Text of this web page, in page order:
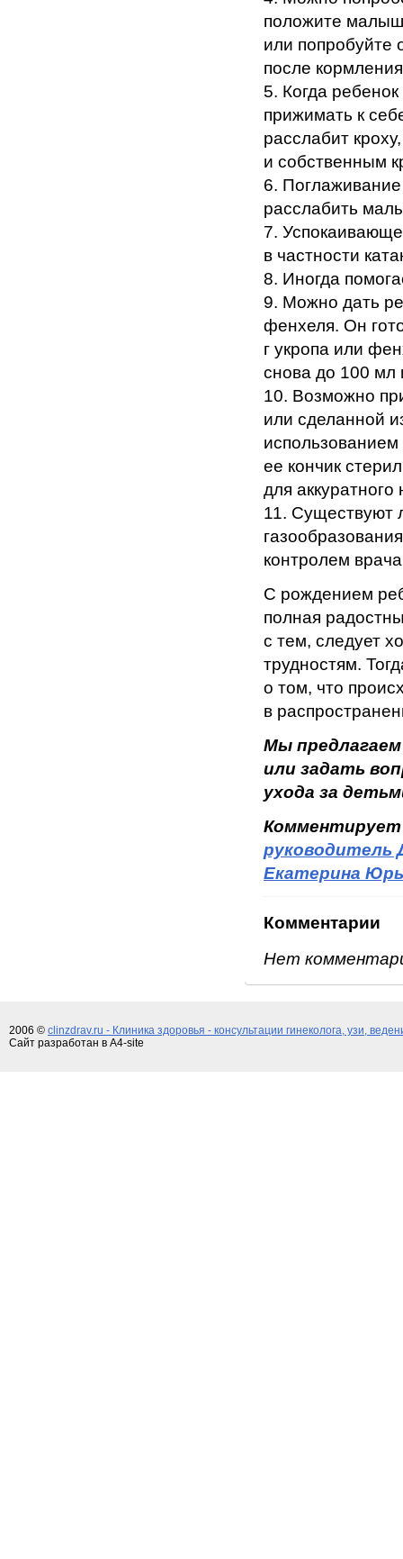
положите
или попробуйте
после
5. Когда
прижимать к
расслабит
и собственным
6.
расслабить
7.
в частности
8. Иногда
9. Можно дать
фенхеля. Он
г укропа или
снова до 100 мл
10. Возможно
или сделанной
использованием
ее кончик
для
11. Существуют
контролем
С рождением
полная
с тем, следует
трудностям.
о том, что
в
Мы
или задать
ухода за
руководитель
Екатерина
Комментарии
Нет
2006 © clinzdrav.ru - Клиника здоровья - консультации гинеколога, узи,
Сайт разработан в A4-site